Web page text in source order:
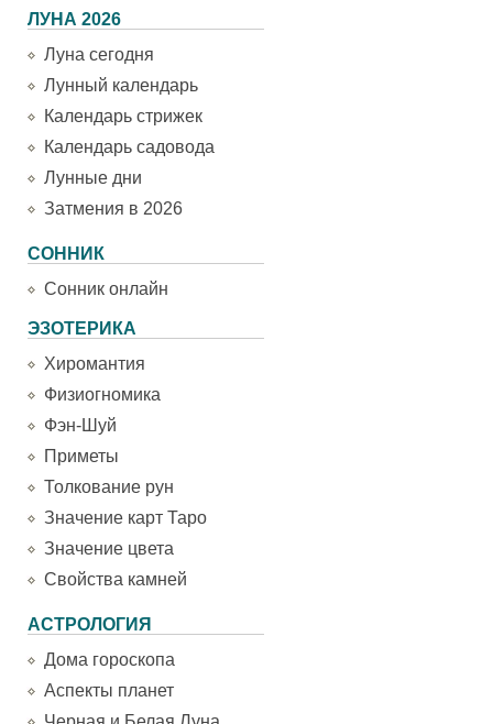
ЛУНА 2026
Луна сегодня
Лунный календарь
Календарь стрижек
Календарь садовода
Лунные дни
Затмения в 2026
СОННИК
Сонник онлайн
ЭЗОТЕРИКА
Хиромантия
Физиогномика
Фэн-Шуй
Приметы
Толкование рун
Значение карт Таро
Значение цвета
Свойства камней
АСТРОЛОГИЯ
Дома гороскопа
Аспекты планет